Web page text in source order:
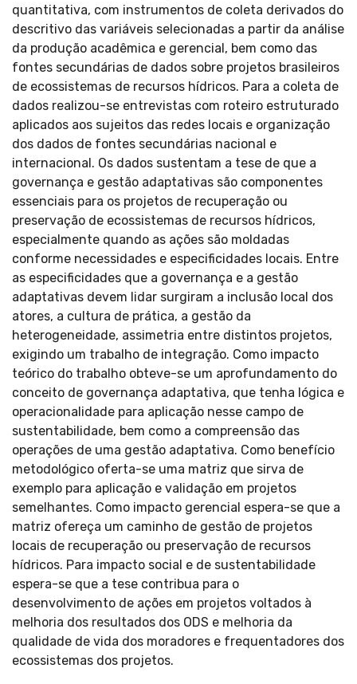
quantitativa, com instrumentos de coleta derivados do
descritivo das variáveis selecionadas a partir da análise
da produção acadêmica e gerencial, bem como das
fontes secundárias de dados sobre projetos brasileiros
de ecossistemas de recursos hídricos. Para a coleta de
dados realizou-se entrevistas com roteiro estruturado
aplicados aos sujeitos das redes locais e organização
dos dados de fontes secundárias nacional e
internacional. Os dados sustentam a tese de que a
governança e gestão adaptativas são componentes
essenciais para os projetos de recuperação ou
preservação de ecossistemas de recursos hídricos,
especialmente quando as ações são moldadas
conforme necessidades e especificidades locais. Entre
as especificidades que a governança e a gestão
adaptativas devem lidar surgiram a inclusão local dos
atores, a cultura de prática, a gestão da
heterogeneidade, assimetria entre distintos projetos,
exigindo um trabalho de integração. Como impacto
teórico do trabalho obteve-se um aprofundamento do
conceito de governança adaptativa, que tenha lógica e
operacionalidade para aplicação nesse campo de
sustentabilidade, bem como a compreensão das
operações de uma gestão adaptativa. Como benefício
metodológico oferta-se uma matriz que sirva de
exemplo para aplicação e validação em projetos
semelhantes. Como impacto gerencial espera-se que a
matriz ofereça um caminho de gestão de projetos
locais de recuperação ou preservação de recursos
hídricos. Para impacto social e de sustentabilidade
espera-se que a tese contribua para o
desenvolvimento de ações em projetos voltados à
melhoria dos resultados dos ODS e melhoria da
qualidade de vida dos moradores e frequentadores dos
ecossistemas dos projetos.